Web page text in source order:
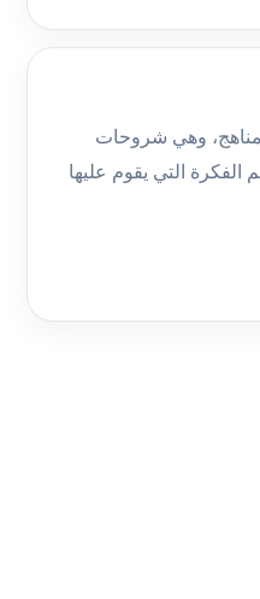
وهي شروحات
التي يقوم عليها